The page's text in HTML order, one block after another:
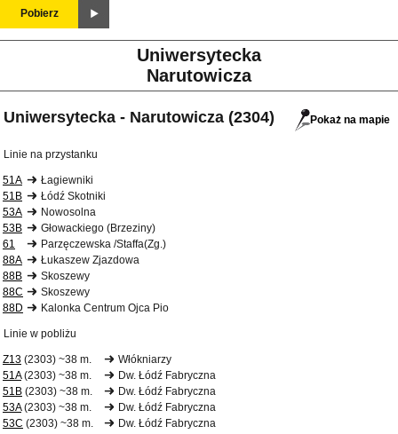
Pobierz
Uniwersytecka
Narutowicza
Uniwersytecka - Narutowicza (2304) Pokaż na mapie
Linie na przystanku
51A
Łagiewniki
51B
Łódź Skotniki
53A
Nowosolna
53B
Głowackiego (Brzeziny)
61
Parzęczewska /Staffa(Zg.)
88A
Łukaszew Zjazdowa
88B
Skoszewy
88C
Skoszewy
88D
Kalonka Centrum Ojca Pio
Linie w pobliżu
Z13 (2303) ~38 m.
Włókniarzy
51A(2303) ~38 m.
Dw. Łódź Fabryczna
51B (2303) ~38 m.
Dw. Łódź Fabryczna
53A(2303) ~38 m.
Dw. Łódź Fabryczna
53C (2303) ~38 m.
Dw. Łódź Fabryczna